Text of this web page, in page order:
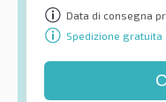
Data di consegna
Spedizione gratuita